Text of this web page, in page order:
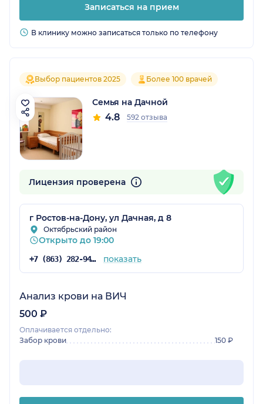
Записаться на прием
В клинику можно записаться только по телефону
Выбор пациентов 2025 Более 100 врачей
Семья на Дачной
4.8 592 отзыва
Лицензия проверена
г Ростов-на-Дону, ул Дачная, д 8
Октябрьский район
Открыто до 19:00
+7 (863) 282-94-55 показать
Анализ крови на ВИЧ
500 ₽
Оплачивается отдельно:
Забор крови
150 ₽